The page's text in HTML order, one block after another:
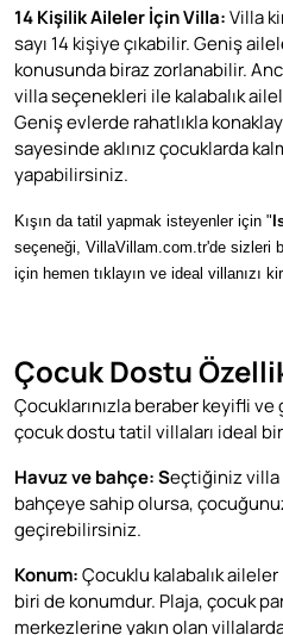
14 Kişilik Aileler İçin Villa:Villa
sayı 14 kişiye çıkabilir. Geniş
konusunda biraz zorlanabilir.
villa seçenekleri ile kalabalık
Geniş evlerde rahatlıkla
sayesinde aklınız çocuklarda
yapabilirsiniz.
Kışın da tatil yapmak isteyenler için "
seçeneği, VillaVillam.com.tr'de sizleri
için hemen tıklayın ve ideal villanızı
Çocuk Dostu
Çocuklarınızla beraber keyifli
çocuk dostu tatil villaları ideal
Havuz ve bahçe: Seçtiğiniz villa
bahçeye sahip olursa,
geçirebilirsiniz.
Konum:Çocuklu kalabalık
biri de konumdur. Plaja, çocuk
merkezlerine yakın olan